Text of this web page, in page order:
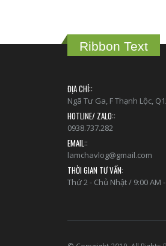
Ribbon Text
ĐỊA CHỈ::
Ngã Tư Ga, F Thạnh Lộc,
HOTLINE/ ZALO::
0938.737.282
EMAIL::
lamchavlog@gmail.com
THỜI GIAN TƯ VẤN:
Thứ 2 - Chủ Nhật / 9:00 AM